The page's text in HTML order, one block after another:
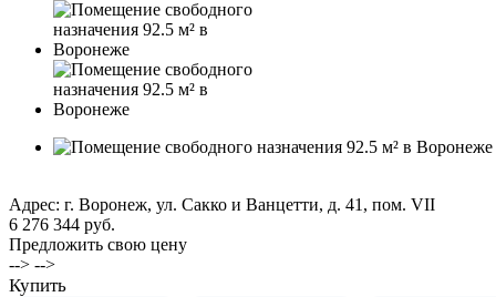
Адрес: г. Воронеж, ул. Сакко и Ванцетти, д. 41, пом. VII
6 276 344 руб.
Предложить свою цену
--> -->
Купить